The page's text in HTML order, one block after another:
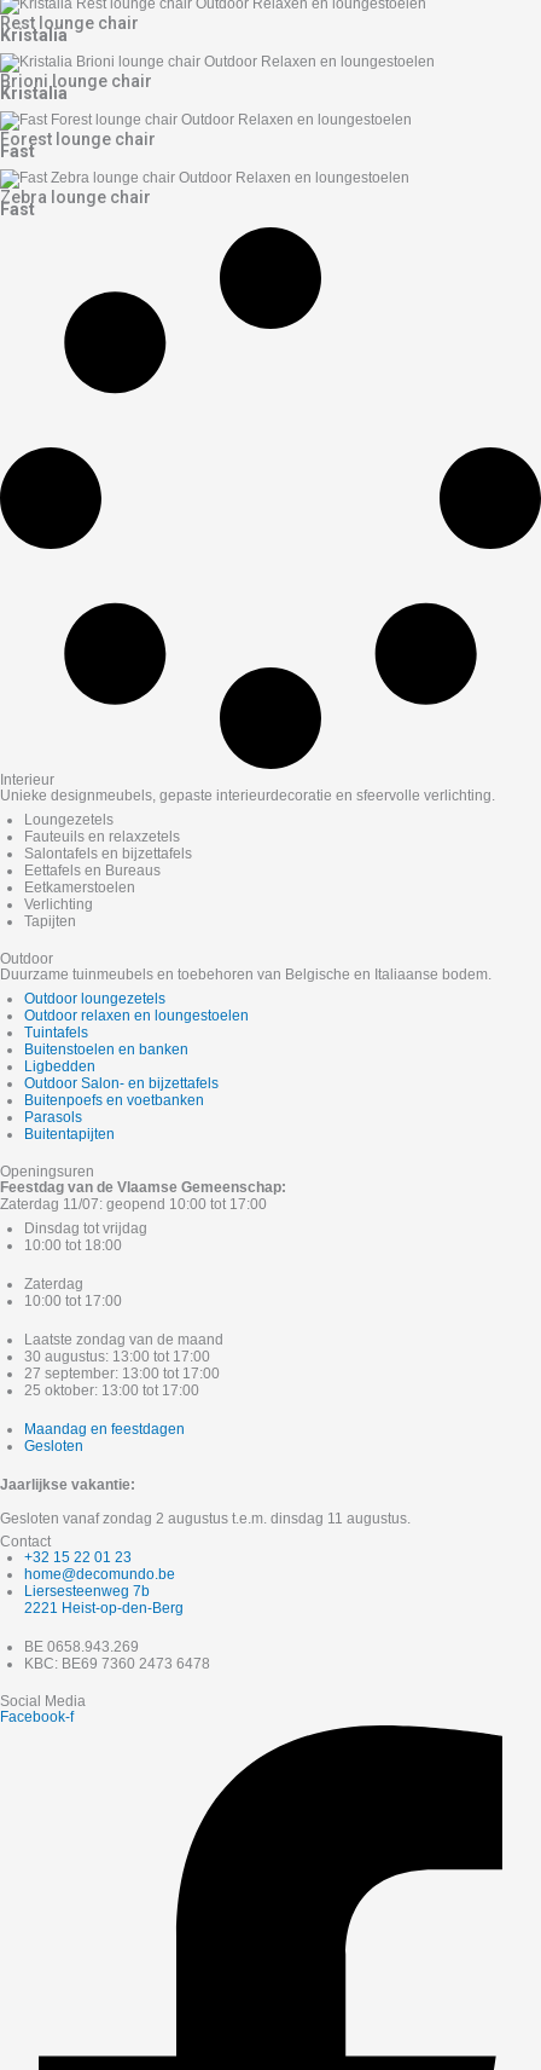
Rest lounge chair
Kristalia
Brioni lounge chair
Kristalia
Forest lounge chair
Fast
Zebra lounge chair
Fast
Interieur
Unieke designmeubels, gepaste interieurdecoratie en sfeervolle verlichting.
Loungezetels
Fauteuils en relaxzetels
Salontafels en bijzettafels
Eettafels en Bureaus
Eetkamerstoelen
Verlichting
Tapijten
Outdoor
Duurzame tuinmeubels en toebehoren van Belgische en Italiaanse bodem.
Outdoor loungezetels
Outdoor relaxen en loungestoelen
Tuintafels
Buitenstoelen en banken
Ligbedden
Outdoor Salon- en bijzettafels
Buitenpoefs en voetbanken
Parasols
Buitentapijten
Openingsuren
Feestdag van de Vlaamse Gemeenschap:
Zaterdag 11/07: geopend 10:00 tot 17:00
Dinsdag tot vrijdag
10:00 tot 18:00
Zaterdag
10:00 tot 17:00
Laatste zondag van de maand
30 augustus: 13:00 tot 17:00
27 september: 13:00 tot 17:00
25 oktober: 13:00 tot 17:00
Maandag en feestdagen
Gesloten
Jaarlijkse vakantie:
Gesloten vanaf zondag 2 augustus t.e.m. dinsdag 11 augustus.
Contact
+32 15 22 01 23
home@decomundo.be
Liersesteenweg 7b
2221 Heist-op-den-Berg
BE 0658.943.269
KBC: BE69 7360 2473 6478
Social Media
Facebook-f